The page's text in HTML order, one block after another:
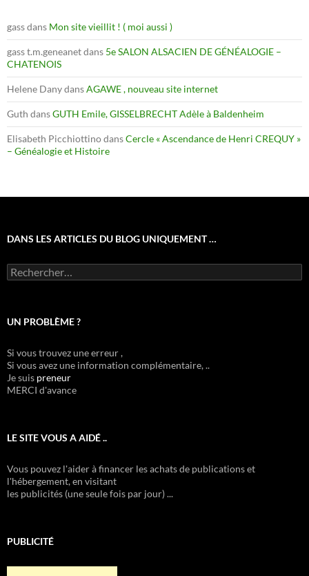
gassdans Mon site vieillit ! ( moi aussi )
gass t.m.geneanetdans 5e SALON ALSACIEN DE GÉNÉALOGIE –
CHATENOIS
Helene DanydansAGAWE , nouveau site internet
Guth dansGUTH Emile, GISSELBRECHT Adèle à Baldenheim
Elisabeth PicchiottinodansCercle « Ascendance de Henri CREQUY »
– Généalogie et Histoire
DANS LES ARTICLES DU BLOG UNIQUEMENT …
Rechercher :
UN PROBLÈME ?
Si vous trouvez une erreur ,
Si vous avez une information complémentaire, ..
Je suis preneur
MERCI d'avance
LE SITE VOUS A AIDÉ ..
Vous pouvez l'aider à financer les achats de publications et
l'hébergement, en visitant
les publicités (une seule fois par jour) ...
PUBLICITÉ